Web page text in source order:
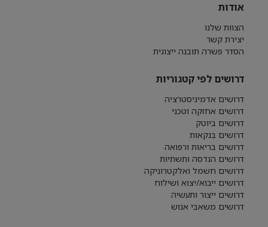
אודות
הצוות שלנו
יצירת קשר
הסדר פשרה תובנה ייצוגית
דרושים לפי קטגוריות
דרושים אדמיניסטרציה
דרושים אחזקה וטכני
דרושים ביוטק
דרושים בנקאות
דרושים בריאות ורפואה
דרושים הנדסה ותשתיות
דרושים חשמל ואלקטרוניקה
דרושים ייבוא/יצוא ושילוח
דרושים ייצור ותעשיה
דרושים משאבי אנוש